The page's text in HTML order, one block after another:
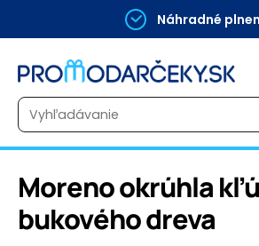
Náhradné
Vyhľadávanie
Moreno okrúhla
bukového dreva